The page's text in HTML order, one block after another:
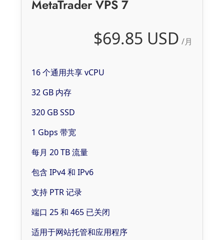
MetaTrader VPS 7
$69.85 USD /月
16 个通用共享 vCPU
32 GB 内存
320 GB SSD
1 Gbps 带宽
每月 20 TB 流量
包含 IPv4 和 IPv6
支持 PTR 记录
端口 25 和 465 已关闭
适用于网站托管和应用程序